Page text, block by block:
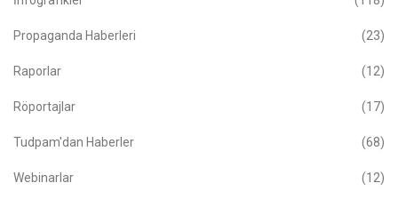
Propaganda Haberleri (23)
Raporlar (12)
Röportajlar (17)
Tudpam'dan Haberler (68)
Webinarlar (12)